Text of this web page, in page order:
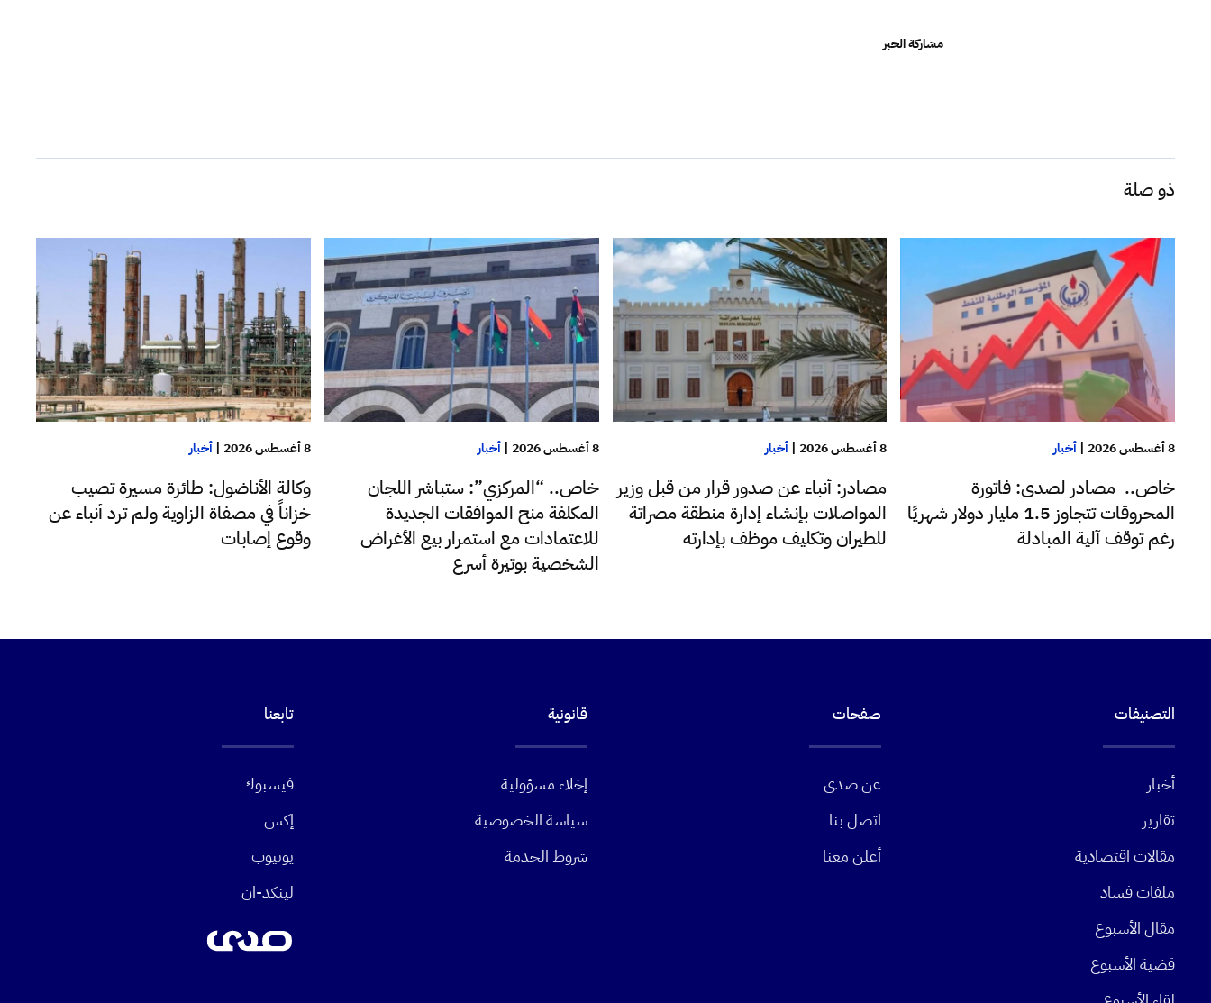
مشاركة الخبر
ذو صلة
8 أغسطس 2026 | أخبار
خاص.. مصادر لصدى: فاتورة
المحروقات تتجاوز 1.5 مليار دولار شهريًا
رغم توقف آلية المبادلة
8 أغسطس 2026 | أخبار
مصادر: أنباء عن صدور قرار من قبل وزير
المواصلات بإنشاء إدارة منطقة مصراتة
للطيران وتكليف موظف بإدارته
8 أغسطس 2026 |أخبار
خاص.. “المركزي”: ستباشر اللجان
المكلفة منح الموافقات الجديدة
للاعتمادات مع استمرار بيع الأغراض
الشخصية بوتيرة أسرع
8 أغسطس 2026 |أخبار
وكالة الأناضول: طائرة مسيرة تصيب
خزاناً في مصفاة الزاوية ولم ترد أنباء عن
وقوع إصابات
التصنيفات
أخبار
تقارير
مقالات اقتصادية
ملفات فساد
مقال الأسبوع
قضية الأسبوع
صفحات
عن صدى
اتصل بنا
أعلن معنا
قانونية
إخلاء مسؤولية
سياسة الخصوصية
شروط الخدمة
تابعنا
فيسبوك
إكس
يوتيوب
لينكد-ان